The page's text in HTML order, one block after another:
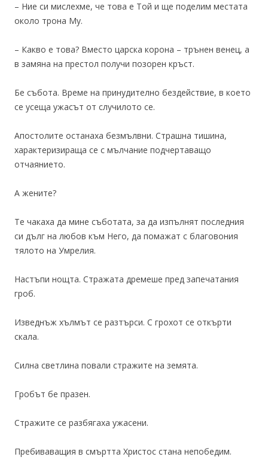
– Ние си мислехме, че това е Той и ще поделим местата
около трона Му.
– Какво е това? Вместо царска корона – трънен венец, а
в замяна на престол получи позорен кръст.
Бе събота. Време на принудително бездействие, в което
се усеща ужасът от случилото се.
Апостолите останаха безмълвни. Страшна тишина,
характеризираща се с мълчание подчертаващо
отчаянието.
А жените?
Те чакаха да мине съботата, за да изпълнят последния
си дълг на любов към Него, да помажат с благовония
тялото на Умрелия.
Настъпи нощта. Стражата дремеше пред запечатания
гроб.
Изведнъж хълмът се разтърси. С грохот се откърти
скала.
Силна светлина повали стражите на земята.
Гробът бе празен.
Стражите се разбягаха ужасени.
Пребиваващия в смъртта Христос стана непобедим.